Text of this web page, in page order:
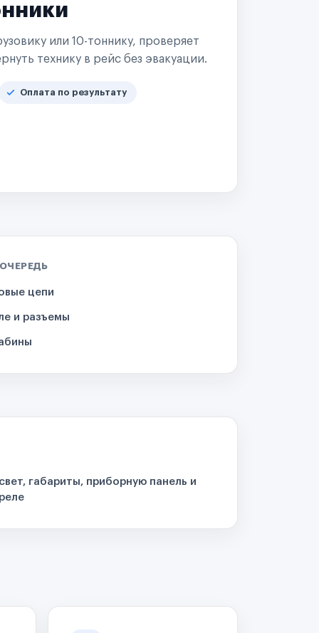
или 10-тоннику, проверяет
технику в рейс без эвакуации.
Оплата по результату
цепи
и разъемы
габариты, приборную панель и